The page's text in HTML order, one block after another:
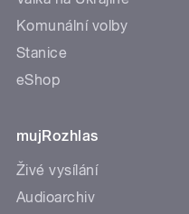
Komunální volby
Stanice
eShop
mujRozhlas
Živé vysílání
Audioarchiv